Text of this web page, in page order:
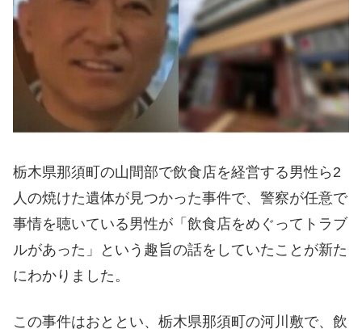
栃木県那須町の山間部で飲食店を経営する男性ら2
人の焼けた遺体が見つかった事件で、警察が任意で
事情を聴いている男性が「飲食店をめぐってトラブ
ルがあった」という趣旨の話をしていたことが新た
にわかりました。
この事件はおととい、栃木県那須町の河川敷で、飲